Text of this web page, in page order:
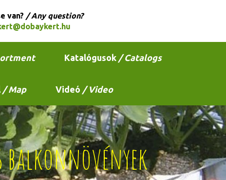
van? / Any question?
Katalógusok / Catalogs
/ Map Videó / Video
balkonnövények